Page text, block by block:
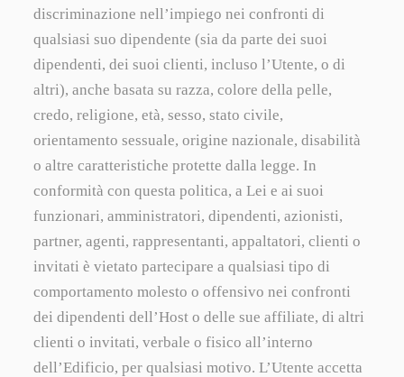
discriminazione nell’impiego nei confronti di
qualsiasi suo dipendente (sia da parte dei suoi
dipendenti, dei suoi clienti, incluso l’Utente, o di
altri), anche basata su razza, colore della pelle,
credo, religione, età, sesso, stato civile,
orientamento sessuale, origine nazionale, disabilità
o altre caratteristiche protette dalla legge. In
conformità con questa politica, a Lei e ai suoi
funzionari, amministratori, dipendenti, azionisti,
partner, agenti, rappresentanti, appaltatori, clienti o
invitati è vietato partecipare a qualsiasi tipo di
comportamento molesto o offensivo nei confronti
dei dipendenti dell’Host o delle sue affiliate, di altri
clienti o invitati, verbale o fisico all’interno
dell’Edificio, per qualsiasi motivo. L’Utente accetta